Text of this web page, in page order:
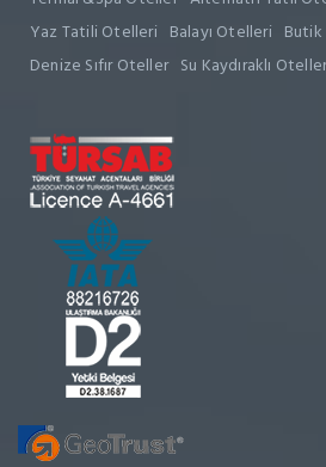
Yaz Tatili Otelleri Balayı Otelleri
Denize Sıfır Oteller Su Kaydıraklı